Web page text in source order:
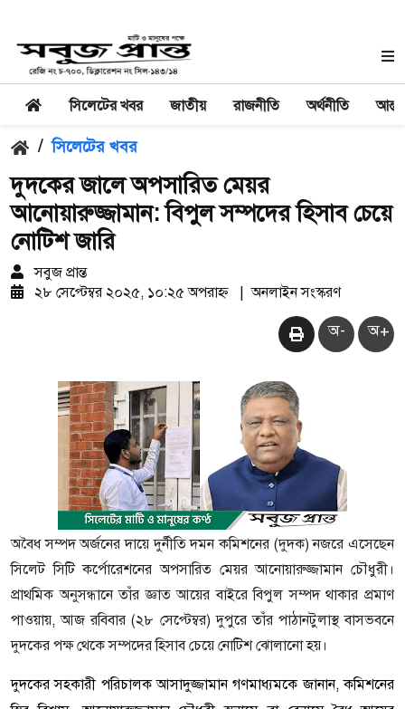
সিলেটের খবর জাতীয় রাজনীতি অর্থনীতি
/ সিলেটের খবর
দুদকের জালে অপসারিত মেয়র
আনোয়ারুজ্জামান: বিপুল সম্পদের হিসাব চেয়ে
নোটিশ জারি
সবুজ প্রান্ত
২৮ সেপ্টেম্বর ২০২৫, ১০:২৫ অপরাহ্ন
অনলাইন সংস্করণ
অ- অ+
অবৈধ সম্পদ অর্জনের দায়ে দুর্নীতি দমন কমিশনের (দুদক) নজরে এসেছেন
সিলেট সিটি কর্পোরেশনের অপসারিত মেয়র আনোয়ারুজ্জামান চৌধুরী।
প্রাথমিক অনুসন্ধানে তাঁর জ্ঞাত আয়ের বাইরে বিপুল সম্পদ থাকার প্রমাণ
পাওয়ায়, আজ রবিবার (২৮ সেপ্টেম্বর) দুপুরে তাঁর পাঠানটুলাস্থ বাসভবনে
দুদকের পক্ষ থেকে সম্পদের হিসাব চেয়ে নোটিশ ঝোলানো হয়।
​দুদকের সহকারী পরিচালক আসাদুজ্জামান গণমাধ্যমকে জানান, কমিশনের